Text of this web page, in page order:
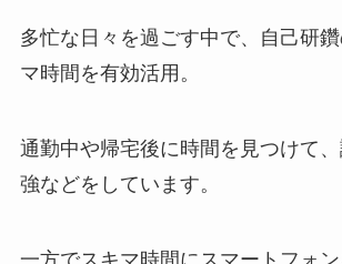
多忙な日々を過ごす中で、自己研
マ時間を有効活用。
通勤中や帰宅後に時間を見つけて
強などをしています。
一方でスキマ時間にスマートフォ